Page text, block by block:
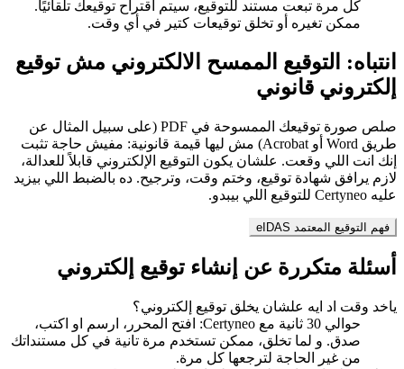
كل مرة تبعت مستند للتوقيع، سيتم اقتراح توقيعك تلقائيًا.
ممكن تغيره أو تخلق توقيعات كتير في أي وقت.
انتباه: التوقيع الممسح الالكتروني مش توقيع
إلكتروني قانوني
صلص صورة توقيعك الممسوحة في PDF (على سبيل المثال عن
طريق Word أو Acrobat) مش ليها قيمة قانونية: مفيش حاجة تثبت
إنك انت اللي وقعت. علشان يكون التوقيع الإلكتروني قابلاً للعدالة،
لازم يرافق شهادة توقيع، وختم وقت، وترجيح. ده بالضبط اللي بيزيد
عليه Certyneo للتوقيع اللي بيبدو.
فهم التوقيع المعتمد eIDAS
أسئلة متكررة عن إنشاء توقيع إلكتروني
ياخد وقت اد ايه علشان يخلق توقيع إلكتروني؟
حوالي 30 ثانية مع Certyneo: افتح المحرر، ارسم او اكتب،
صدق. و لما تخلق، ممكن تستخدم مرة تانية في كل مستنداتك
من غير الحاجة لترجعها كل مرة.